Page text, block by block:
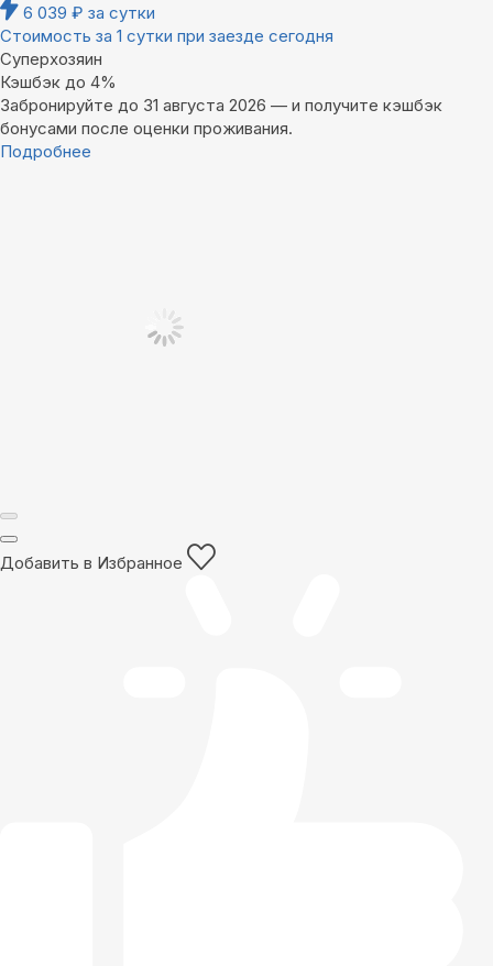
6 039 ₽ за сутки
Стоимость за 1 сутки при заезде сегодня
Суперхозяин
Кэшбэк до 4%
Забронируйте до 31 августа 2026 — и получите кэшбэк
бонусами после оценки проживания.
Подробнее
Добавить в Избранное